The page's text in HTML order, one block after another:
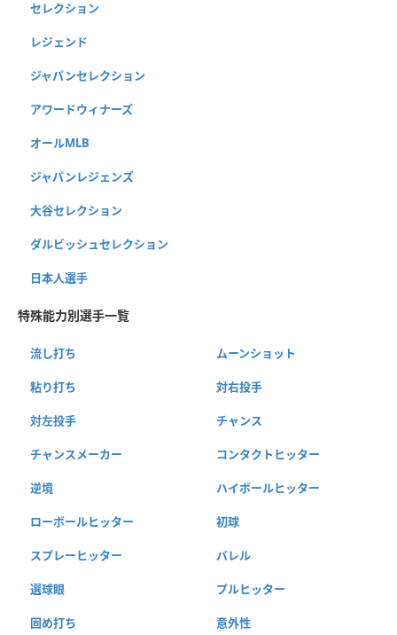
セレクション
レジェンド
ジャパンセレクション
アワードウィナーズ
オールMLB
ジャパンレジェンズ
大谷セレクション
ダルビッシュセレクション
日本人選手
特殊能力別選手一覧
流し打ち ムーンショット
粘り打ち 対右投手
対左投手 チャンス
チャンスメーカー コンタクトヒッター
逆境 ハイボールヒッター
ローボールヒッター 初球
スプレーヒッター バレル
選球眼 プルヒッター
固め打ち 意外性